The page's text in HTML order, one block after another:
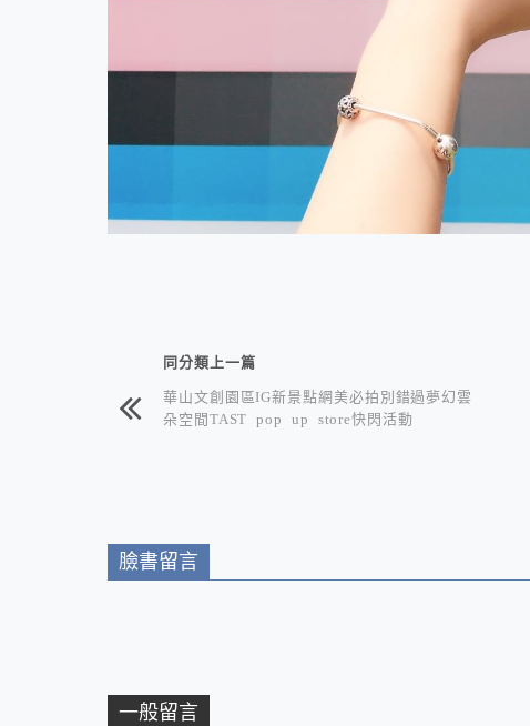
相連文章同分類上一篇
華山文創園區IG新景點網美必拍別錯過夢幻雲
朵空間TAST pop up store快閃活動
臉書留言
一般留言